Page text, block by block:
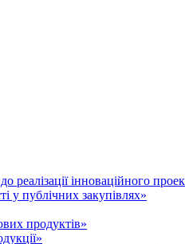
реалізації інноваційного
у публічних закупівлях»
продуктів»